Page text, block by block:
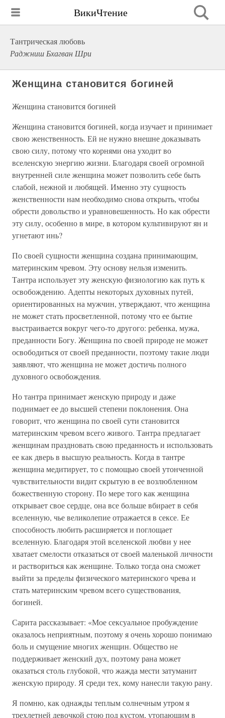
ВикиЧтение
Тантрическая любовь
Раджниш Бхагван Шри
Женщина становится богиней
Женщина становится богиней
Женщина становится богиней, когда изучает и принимает
свою женственность. Ей не нужно внешне доказывать
свою силу, потому что корнями она уходит во
вселенскую энергию жизни. Благодаря своей огромной
внутренней силе женщина может позволить себе быть
слабой, нежной и любящей. Именно эту сущность
женственности нам необходимо снова открыть, чтобы
обрести довольство и уравновешенность. Но как обрести
эту силу, особенно в мире, в котором культивируют ян и
угнетают инь?
По своей сущности женщина создана принимающим,
материнским чревом. Эту основу нельзя изменить.
Тантра использует эту женскую физиологию как путь к
освобождению. Адепты некоторых духовных путей,
ориентированных на мужчин, утверждают, что женщина
не может стать просветленной, потому что ее бытие
выстраивается вокруг чего-то другого: ребенка, мужа,
преданности Богу. Женщина по своей природе не может
освободиться от своей преданности, поэтому такие люди
заявляют, что женщина не может достичь полного
духовного освобождения.
Но тантра принимает женскую природу и даже
поднимает ее до высшей степени поклонения. Она
говорит, что женщина по своей сути становится
материнским чревом всего живого. Тантра предлагает
женщинам праздновать свою преданность и использовать
ее как дверь в высшую реальность. Когда в тантре
женщина медитирует, то с помощью своей утонченной
чувствительности видит скрытую в ее возлюбленном
божественную сторону. По мере того как женщина
открывает свое сердце, она все больше вбирает в себя
вселенную, чье великолепие отражается в сексе. Ее
способность любить расширяется и поглощает
вселенную. Благодаря этой вселенской любви у нее
хватает смелости отказаться от своей маленькой личности
и раствориться как женщине. Только тогда она сможет
выйти за пределы физического материнского чрева и
стать материнским чревом всего существования,
богиней.
Сарита рассказывает: «Мое сексуальное пробуждение
оказалось неприятным, поэтому я очень хорошо понимаю
боль и смущение многих женщин. Общество не
поддерживает женский дух, поэтому рана может
оказаться столь глубокой, что жажда мести затуманит
женскую природу. Я среди тех, кому нанесли такую рану.
Я помню, как однажды теплым солнечным утром я
трехлетней девочкой стою под кустом, утопающим в